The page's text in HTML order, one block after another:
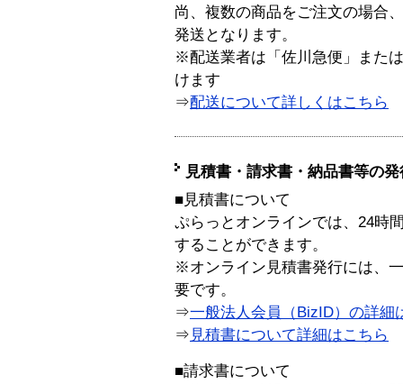
尚、複数の商品をご注文の場合
発送となります。
※配送業者は「佐川急便」また
けます
⇒配送について詳しくはこちら
見積書・請求書・納品書等の
■見積書について
ぷらっとオンラインでは、24時
することができます。
※オンライン見積書発行には、
要です。
⇒一般法人会員（BizID）の詳細
⇒ 見積書について詳細はこちら
■請求書について